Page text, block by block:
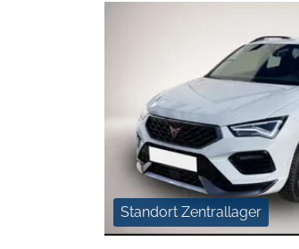
Standort Zentrallager